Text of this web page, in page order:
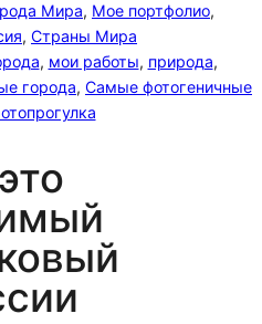
Мира, Мое портфолио
, Страны Мира
, мои работы, природа
города, Самые фотогеничные